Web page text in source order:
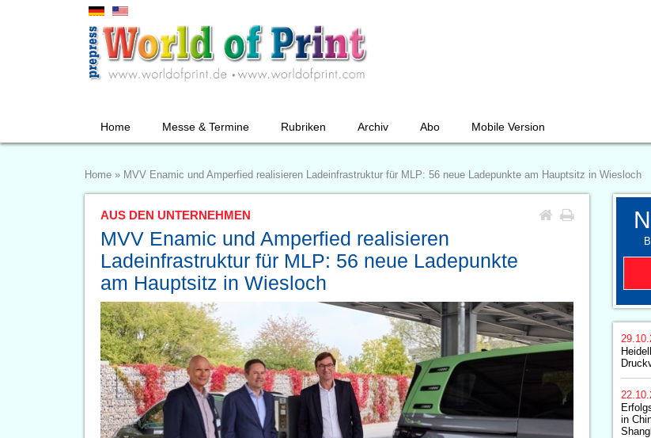
Home Messe & Termine Rubriken Archiv Abo Mobile Version
Home » MVV Enamic und Amperfied realisieren Ladeinfrastruktur für MLP: 56 neue Ladepunkte am Hauptsitz in Wiesloch
AUS DEN UNTERNEHMEN
MVV Enamic und Amperfied realisieren
Ladeinfrastruktur für MLP: 56 neue Ladepunkte
am Hauptsitz in Wiesloch
in